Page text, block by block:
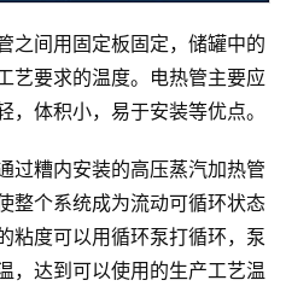
之间用固定板固定，储罐中的
艺要求的温度。电热管主要应
，体积小，易于安装等优点。
过糟内安装的高压蒸汽加热管
整个系统成为流动可循环状态
粘度可以用循环泵打循环，泵
，达到可以使用的生产工艺温